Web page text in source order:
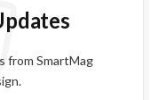
from SmartMag